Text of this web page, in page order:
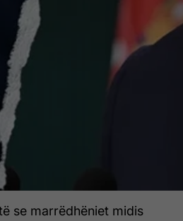
se marrëdhëniet midis